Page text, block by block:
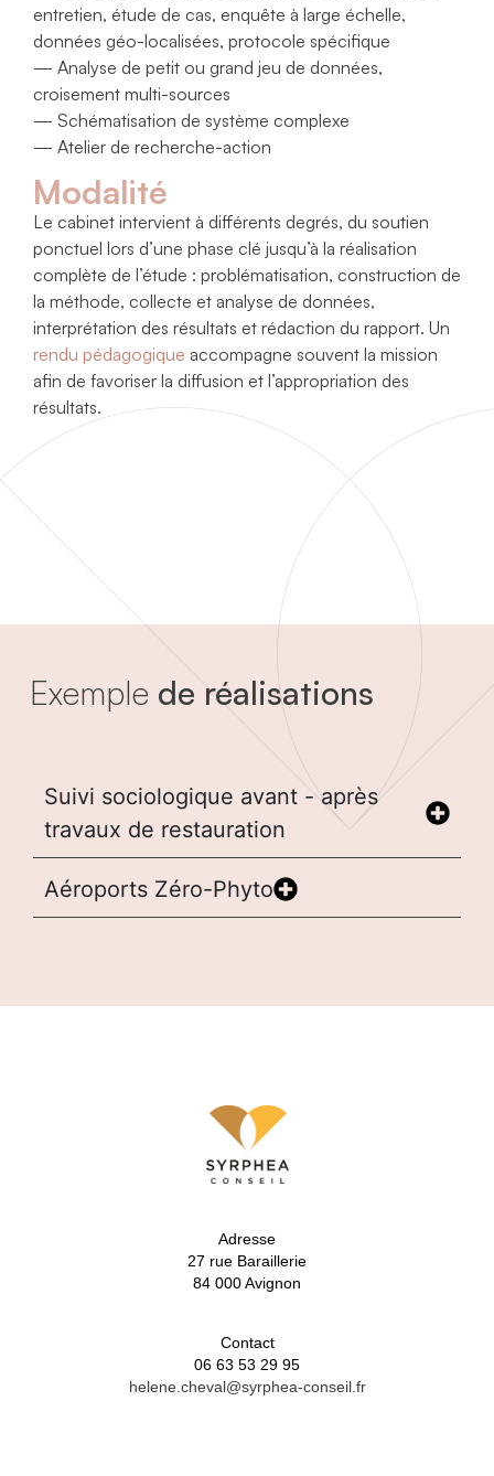
entretien, étude de cas, enquête à large échelle,
données géo-localisées, protocole spécifique
— Analyse de petit ou grand jeu de données,
croisement multi-sources
— Schématisation de système complexe
— Atelier de recherche-action
Modalité
Le cabinet intervient à différents degrés, du soutien
ponctuel lors d’une phase clé jusqu’à la réalisation
complète de l’étude : problématisation, construction de
la méthode, collecte et analyse de données,
interprétation des résultats et rédaction du rapport. Un
rendu pédagogique accompagne souvent la mission
afin de favoriser la diffusion et l’appropriation des
résultats.
Exemple de réalisations
Suivi sociologique avant - après
travaux de restauration
Aéroports Zéro-Phyto
Adresse
27 rue Baraillerie
84 000 Avignon
Contact
06 63 53 29 95
helene.cheval@syrphea-conseil.fr